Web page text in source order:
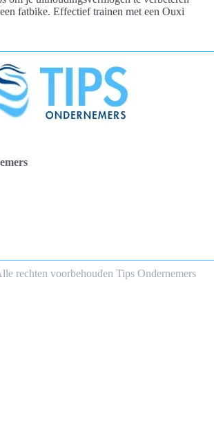
fatbike. Effectief trainen met een Ouxi
rechten voorbehouden Tips Ondernemers